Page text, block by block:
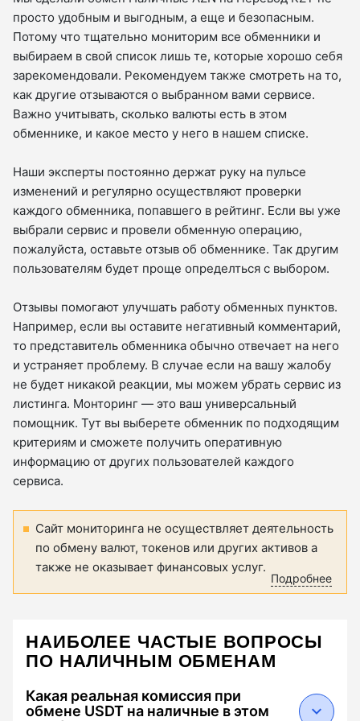
просто удобным и выгодным, а еще и безопасным.
Потому что тщательно мониторим все обменники и
выбираем в свой список лишь те, которые хорошо себя
зарекомендовали. Рекомендуем также смотреть на то,
как другие отзываются о выбранном вами сервисе.
Важно учитывать, сколько валюты есть в этом
обменнике, и какое место у него в нашем списке.
Наши эксперты постоянно держат руку на пульсе
изменений и регулярно осуществляют проверки
каждого обменника, попавшего в рейтинг. Если вы уже
выбрали сервис и провели обменную операцию,
пожалуйста, оставьте отзыв об обменнике. Так другим
пользователям будет проще определться с выбором.
Отзывы помогают улучшать работу обменных пунктов.
Например, если вы оставите негативный комментарий,
то представитель обменника обычно отвечает на него
и устраняет проблему. В случае если на вашу жалобу
не будет никакой реакции, мы можем убрать сервис из
листинга. Монторинг — это ваш универсальный
помощник. Тут вы выберете обменник по подходящим
критериям и сможете получить оперативную
информацию от других пользователей каждого
сервиса.
Сайт мониторинга не осуществляет деятельность
по обмену валют, токенов или других активов а
также не оказывает финансовых услуг.
Подробнее
НАИБОЛЕЕ ЧАСТЫЕ ВОПРОСЫ
ПО НАЛИЧНЫМ ОБМЕНАМ
Какая реальная комиссия при
обмене USDT на наличные в этом